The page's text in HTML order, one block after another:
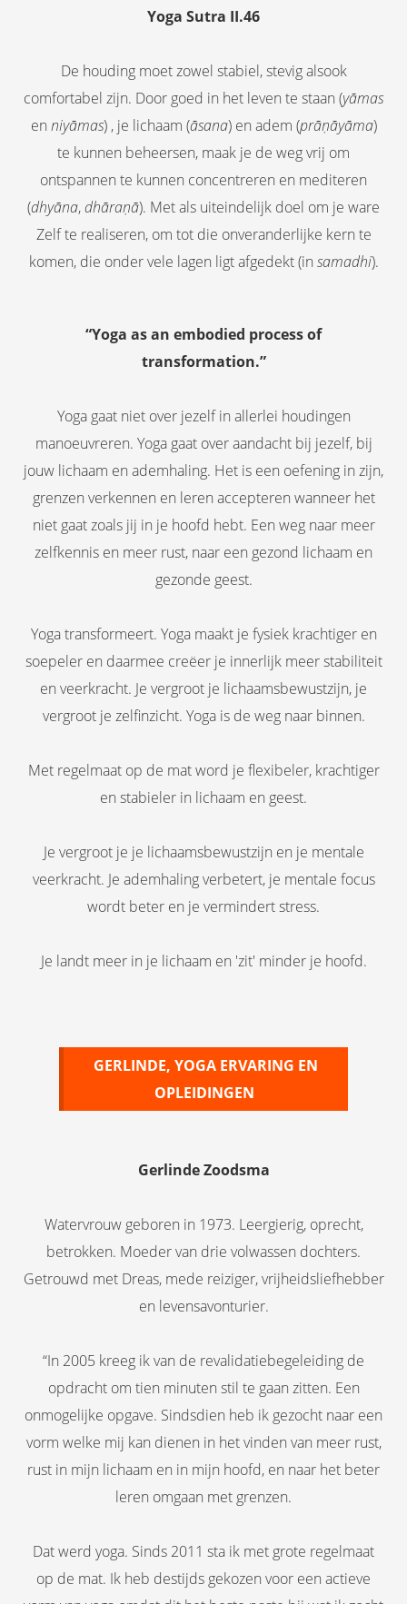
Yoga Sutra II.46
De houding moet zowel stabiel, stevig alsook
comfortabel zijn. Door goed in het leven te staan (yāmas
en niyāmas) , je lichaam (āsana) en adem (prāṇāyāma)
te kunnen beheersen, maak je de weg vrij om
ontspannen te kunnen concentreren en mediteren
(dhyāna,dhāraṇā). Met als uiteindelijk doel om je ware
Zelf te realiseren, om tot die onveranderlijke kern te
komen, die onder vele lagen ligt afgedekt (in samadhi).
“Yoga as an embodied process of
transformation.”
Yoga gaat niet over jezelf in allerlei houdingen
manoeuvreren. Yoga gaat over aandacht bij jezelf, bij
jouw lichaam en ademhaling. Het is een oefening in zijn,
grenzen verkennen en leren accepteren wanneer het
niet gaat zoals jij in je hoofd hebt. Een weg naar meer
zelfkennis en meer rust, naar een gezond lichaam en
gezonde geest.
Yoga transformeert. Yoga maakt je fysiek krachtiger en
soepeler en daarmee creëer je innerlijk meer stabiliteit
en veerkracht. Je vergroot je lichaamsbewustzijn, je
vergroot je zelfinzicht. Yoga is de weg naar binnen.
Met regelmaat op de mat word je flexibeler, krachtiger
en stabieler in lichaam en geest.
Je vergroot je je lichaamsbewustzijn en je mentale
veerkracht. Je ademhaling verbetert, je mentale focus
wordt beter en je vermindert stress.
Je landt meer in je lichaam en 'zit' minder je hoofd.
GERLINDE, YOGA ERVARING EN
OPLEIDINGEN
Gerlinde Zoodsma
Watervrouw geboren in 1973. Leergierig, oprecht,
betrokken. Moeder van drie volwassen dochters.
Getrouwd met Dreas, mede reiziger, vrijheidsliefhebber
en levensavonturier.
“In 2005 kreeg ik van de revalidatiebegeleiding de
opdracht om tien minuten stil te gaan zitten. Een
onmogelijke opgave. Sindsdien heb ik gezocht naar een
vorm welke mij kan dienen in het vinden van meer rust,
rust in mijn lichaam en in mijn hoofd, en naar het beter
leren omgaan met grenzen.
Dat werd yoga. Sinds 2011 sta ik met grote regelmaat
op de mat. Ik heb destijds gekozen voor een actieve